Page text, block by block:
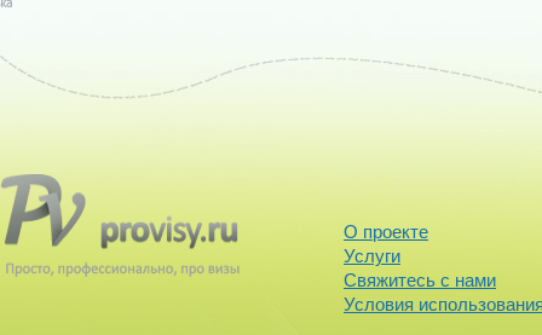
О проекте
Услуги
Свяжитесь с нами
Условия